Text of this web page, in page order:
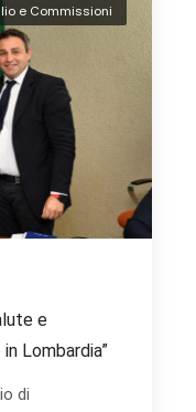
e Commissioni
e
Lombardia”
di